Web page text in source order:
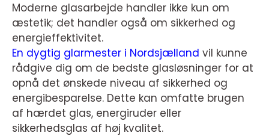
Moderne glasarbejde handler ikke kun om
æstetik; det handler også om sikkerhed og
energieffektivitet.
En dygtig glarmester i Nordsjælland vil kunne
rådgive dig om de bedste glasløsninger for at
opnå det ønskede niveau af sikkerhed og
energibesparelse. Dette kan omfatte brugen
af hærdet glas, energiruder eller
sikkerhedsglas af høj kvalitet.